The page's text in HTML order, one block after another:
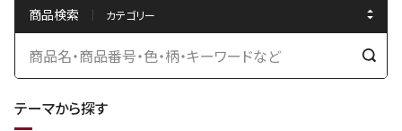
商品検索
検
テーマから探す